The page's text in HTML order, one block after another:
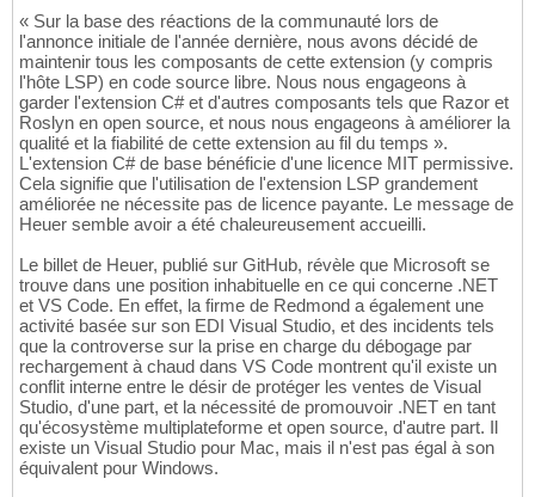
« Sur la base des réactions de la communauté lors de
l'annonce initiale de l'année dernière, nous avons décidé de
maintenir tous les composants de cette extension (y compris
l'hôte LSP) en code source libre. Nous nous engageons à
garder l'extension C# et d'autres composants tels que Razor et
Roslyn en open source, et nous nous engageons à améliorer la
qualité et la fiabilité de cette extension au fil du temps ».
L'extension C# de base bénéficie d'une licence MIT permissive.
Cela signifie que l'utilisation de l'extension LSP grandement
améliorée ne nécessite pas de licence payante. Le message de
Heuer semble avoir a été chaleureusement accueilli.
Le billet de Heuer, publié sur GitHub, révèle que Microsoft se
trouve dans une position inhabituelle en ce qui concerne .NET
et VS Code. En effet, la firme de Redmond a également une
activité basée sur son EDI Visual Studio, et des incidents tels
que la controverse sur la prise en charge du débogage par
rechargement à chaud dans VS Code montrent qu'il existe un
conflit interne entre le désir de protéger les ventes de Visual
Studio, d'une part, et la nécessité de promouvoir .NET en tant
qu'écosystème multiplateforme et open source, d'autre part. Il
existe un Visual Studio pour Mac, mais il n'est pas égal à son
équivalent pour Windows.